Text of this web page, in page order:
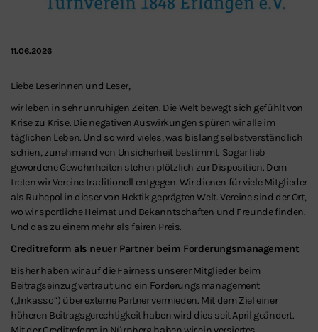
11.06.2026
Liebe Leserinnen und Leser,
wir leben in sehr unruhigen Zeiten. Die Welt bewegt sich gefühlt von
Krise zu Krise. Die negativen Auswirkungen spüren wir alle im
täglichen Leben. Und so wird vieles, was bislang selbstverständlich
schien, zunehmend von Unsicherheit bestimmt. Sogar lieb
gewordene Gewohnheiten stehen plötzlich zur Disposition. Dem
treten wir Vereine traditionell entgegen. Wir dienen für viele Mitglieder
als Ruhepol in dieser von Hektik geprägten Welt. Vereine sind der Ort,
wo wir sportliche Heimat und Bekanntschaften und Freunde finden.
Und das zu einem mehr als fairen Preis.
Creditreform als neuer Partner beim Forderungsmanagement
Bisher haben wir auf die Fairness unserer Mitglieder beim
Beitragseinzug vertraut und ein Forderungsmanagement
(„Inkasso“) über externe Partner vermieden. Mit dem Ziel einer
höheren Beitragsgerechtigkeit haben wird dies seit April geändert.